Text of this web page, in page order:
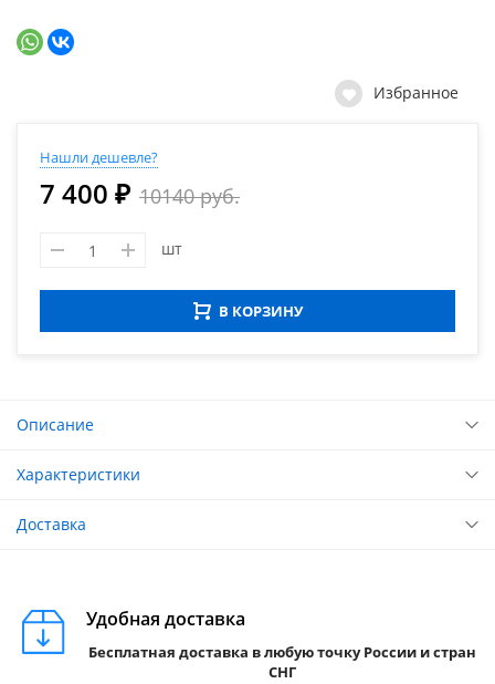
Избранное
Нашли дешевле?
7 400 ₽ 10140 руб.
шт
В КОРЗИНУ
Описание
Характеристики
Доставка
Удобная доставка
Бесплатная доставка в любую точку России и стран
СНГ